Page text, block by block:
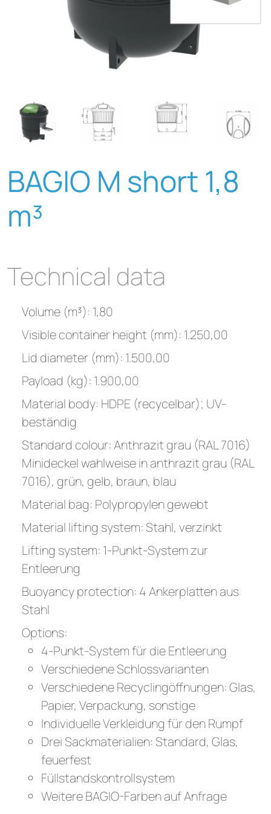
BAGIO M short 1,8
m³
Technical data
Volume (m³): 1,80
Visible container height (mm): 1.250,00
Lid diameter (mm): 1.500,00
Payload (kg): 1.900,00
Material body: HDPE (recycelbar); UV-
beständig
Standard colour: Anthrazit grau (RAL 7016)
Minideckel wahlweise in anthrazit grau (RAL
7016), grün, gelb, braun, blau
Material bag: Polypropylen gewebt
Material lifting system: Stahl, verzinkt
Lifting system: 1-Punkt-System zur
Entleerung
Buoyancy protection: 4 Ankerplatten aus
Stahl
Options:
4-Punkt-System für die Entleerung
Verschiedene Schlossvarianten
Verschiedene Recyclingöffnungen: Glas,
Papier, Verpackung, sonstige
Individuelle Verkleidung für den Rumpf
Drei Sackmaterialien: Standard, Glas,
feuerfest
Füllstandskontrollsystem
Weitere BAGIO-Farben auf Anfrage